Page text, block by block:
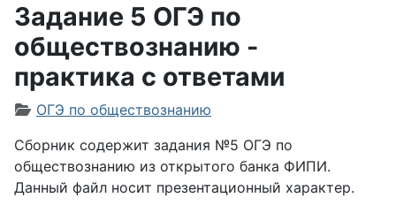
Задание 5 ОГЭ по
обществознанию -
практика с ответами
Информация о материале
ОГЭ по обществознанию
Сборник содержит задания №5 ОГЭ по
обществознанию из открытого банка ФИПИ.
Данный файл носит презентационный характер.